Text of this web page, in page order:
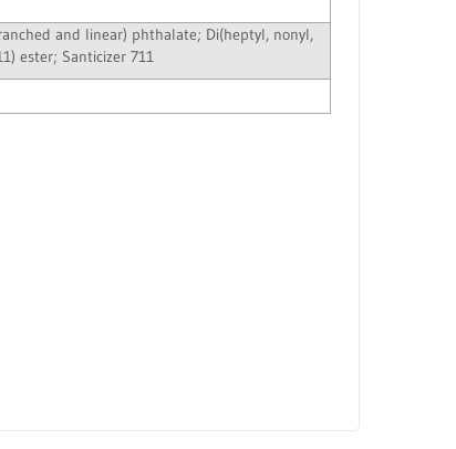
and linear) phthalate; Di(heptyl, nonyl,
ester; Santicizer 711